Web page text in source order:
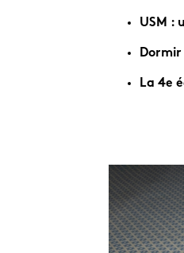
USM :
La 4e